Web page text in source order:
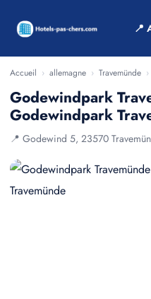
📍
Accueil › allemagne › Travemünde ›
Godewindpark
Godewindpark
📍 Godewind 5, 23570